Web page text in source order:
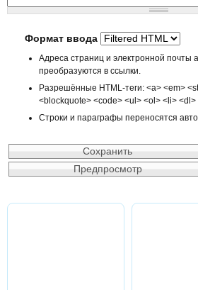
Формат ввода
Адреса страниц и электронной почты
преобразуются в ссылки.
Разрешённые HTML-теги: <a> <em>
<blockquote> <code> <ul> <ol> <li> <dl>
Строки и параграфы переносятся